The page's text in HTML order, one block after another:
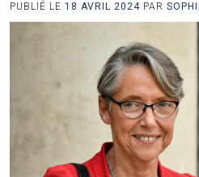
PUBLIÉ LE 18 AVRIL 2024 PAR